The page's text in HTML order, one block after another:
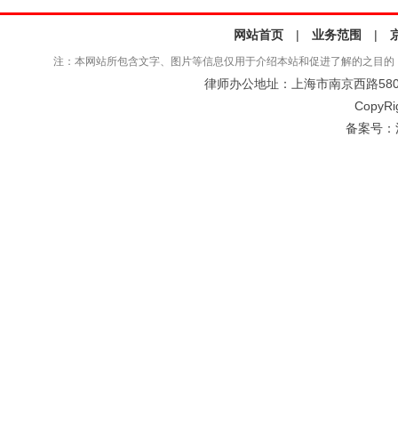
网站首页 | 业务范围 |
注：本网站所包含文字、图片等信息仅用于介绍本站和促进了解的之目
律师办公地址：上海市南京西路
备案号：